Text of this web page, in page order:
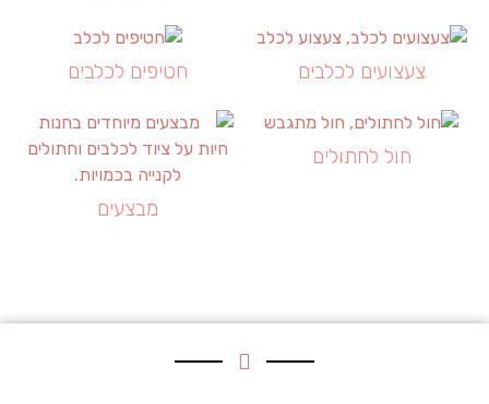
צעצועים לכלבים חטיפים לכלבים
חול לחתולים
מבצעים